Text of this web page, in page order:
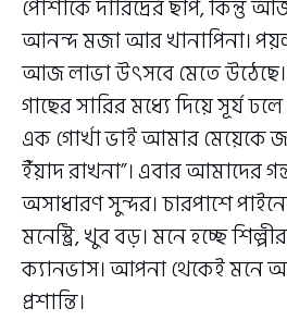
পোশাকে দারিদ্রের ছাপ, কিন্তু
আনন্দ মজা আর খানাপিনা।
আজ লাভা উৎসবে মেতে উঠেছে।
গাছের সারির মধ্যে দিয়ে সূর্য
এক গোর্খা ভাই আমার মেয়েকে
ইঁয়াদ রাখনা”। এবার আমাদের
অসাধারণ সুন্দর। চারপাশে
মনেস্ট্রি, খুব বড়। মনে হচ্ছে
ক্যানভাস। আপনা থেকেই মনে
প্রশান্তি।